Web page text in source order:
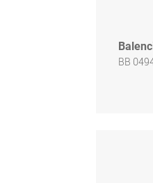
BB